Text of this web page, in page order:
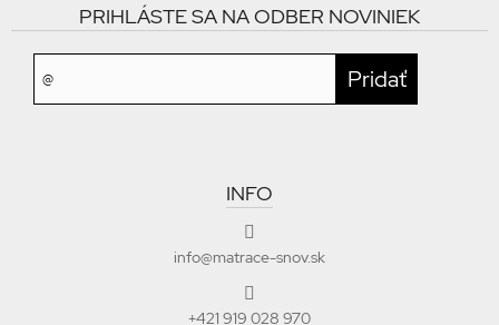
PRIHLÁSTE SA NA ODBER NOVINIEK
INFO
info@matrace-snov.sk
+421 919 028 970